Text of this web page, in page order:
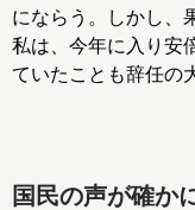
にならう。しかし、
私は、今年に入り安
ていたことも辞任の
国民の声が確か